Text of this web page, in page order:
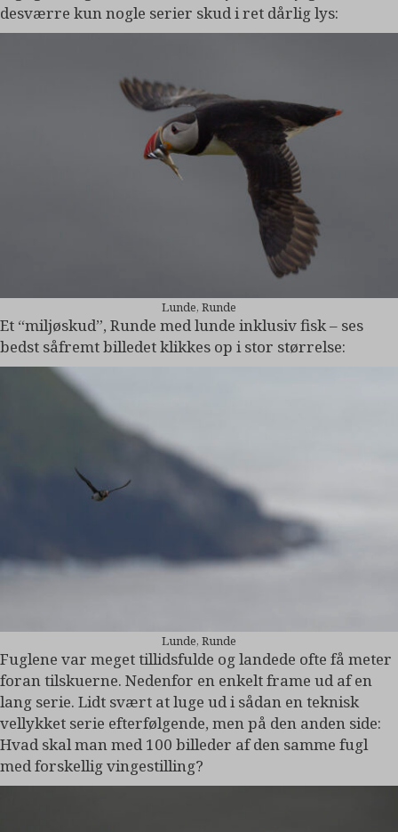
desværre kun nogle serier skud i ret dårlig lys:
Lunde, Runde
Et “miljøskud”, Runde med lunde inklusiv fisk – ses
bedst såfremt billedet klikkes op i stor størrelse:
Lunde, Runde
Fuglene var meget tillidsfulde og landede ofte få meter
foran tilskuerne. Nedenfor en enkelt frame ud af en
lang serie. Lidt svært at luge ud i sådan en teknisk
vellykket serie efterfølgende, men på den anden side:
Hvad skal man med 100 billeder af den samme fugl
med forskellig vingestilling?